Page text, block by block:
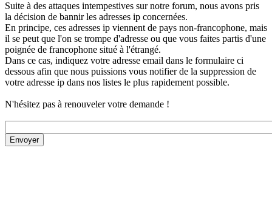
Suite à des attaques intempestives sur notre forum, nous avons pris
la décision de bannir les adresses ip concernées.
En principe, ces adresses ip viennent de pays non-francophone, mais
il se peut que l'on se trompe d'adresse ou que vous faites partis d'une
poignée de francophone situé à l'étrangé.
Dans ce cas, indiquez votre adresse email dans le formulaire ci
dessous afin que nous puissions vous notifier de la suppression de
votre adresse ip dans nos listes le plus rapidement possible.
N'hésitez pas à renouveler votre demande !